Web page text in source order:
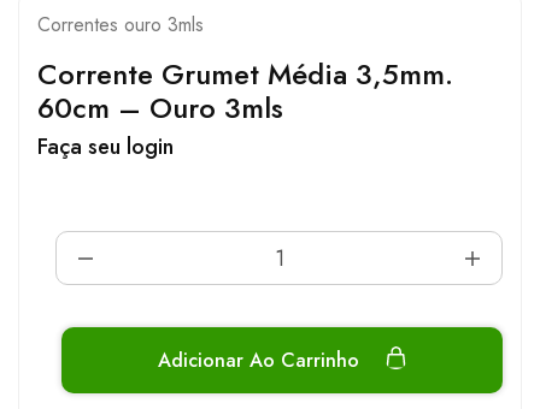
Correntes ouro 3mls
Corrente Grumet Média 3,5mm.
60cm – Ouro 3mls
Faça seu login
Adicionar Ao Carrinho